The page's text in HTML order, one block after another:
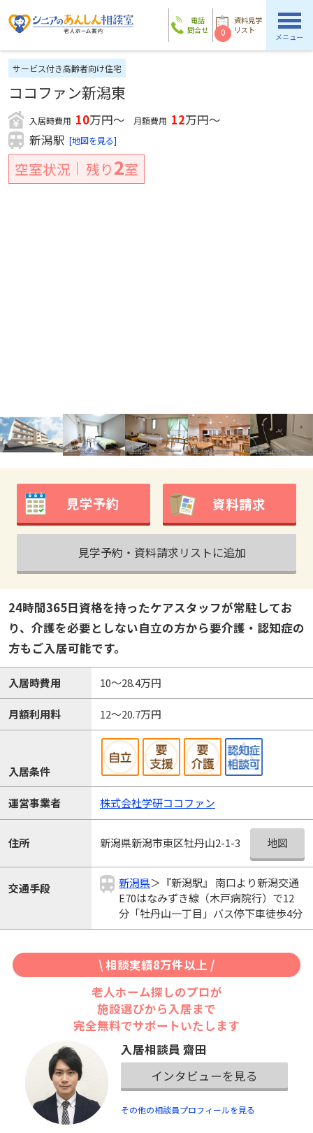
電話
問合せ
資料見学
リスト
0 メニュー
サービス付き高齢者向け住宅
ココファン新潟東
入居時費用 10万円～ 月額費用 12万円～
新潟駅 [地図を見る]
空室状況 残り2室
見学予約 資料請求
見学予約・資料請求リストに追加
24時間365日資格を持ったケアスタッフが常駐してお
り、介護を必要としない自立の方から要介護・認知症の
方もご入居可能です。
入居時費用 10～28.4万円
月額利用料 12～20.7万円
入居条件
運営事業者 株式会社学研ココファン
住所 新潟県新潟市東区牡丹山2-1-3 地図
交通手段 新潟県＞『新潟駅』 南口より新潟交通
E70はなみずき線（木戸病院行）で12
分「牡丹山一丁目」バス停下車徒歩4分
\ 相談実績8万件以上 /
老人ホーム探しのプロが
施設選びから入居まで
完全無料でサポートいたします
入居相談員 齋田
インタビューを見る
その他の相談員プロフィールを見る